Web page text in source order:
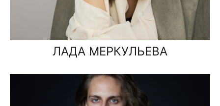
ЛАДА МЕРКУЛЬЕВА